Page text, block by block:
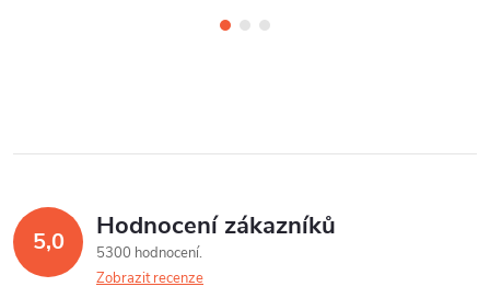
5,0 Hodnocení zákazníků
5300 hodnocení
Zobrazit recenze